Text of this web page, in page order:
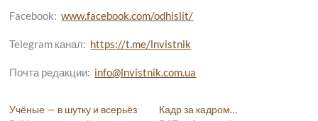
Facebook:www.facebook.com/odhislit/
Telegram канал: https://t.me/lnvistnik
Почта редакции: info@lnvistnik.com.ua
Учёные — в шутку и всерьёз
Кадр за кадром…